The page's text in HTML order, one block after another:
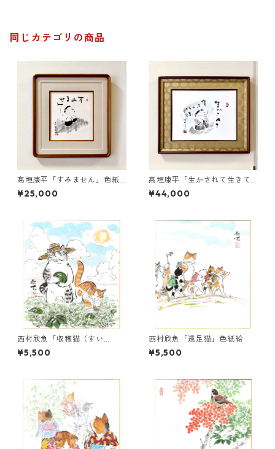
同じカテゴリの商品
髙垣康平「すみません」色紙
額付
¥25,000
髙垣康平「生かされて生きて
いる」Ｆ６額付
¥44,000
西村欣魚「収穫猫（すい
か）」色紙絵
¥5,500
西村欣魚「遠足猫」色紙絵
¥5,500